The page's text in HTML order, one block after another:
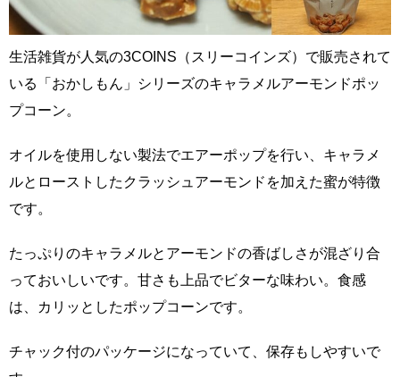
生活雑貨が人気の3COINS（スリーコインズ）で販売されて
いる「おかしもん」シリーズのキャラメルアーモンドポッ
プコーン。
オイルを使用しない製法でエアーポップを行い、キャラメ
ルとローストしたクラッシュアーモンドを加えた蜜が特徴
です。
たっぷりのキャラメルとアーモンドの香ばしさが混ざり合
っておいしいです。甘さも上品でビターな味わい。食感
は、カリッとしたポップコーンです。
チャック付のパッケージになっていて、保存もしやすいで